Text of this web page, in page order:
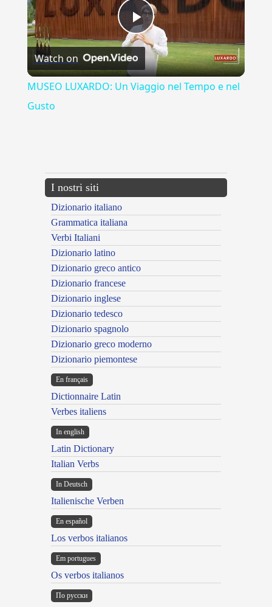
Play
Video
Watch on
MUSEO LUXARDO: Un Viaggio nel Tempo e nel
Gusto
I nostri siti
Dizionario italiano
Grammatica italiana
Verbi Italiani
Dizionario latino
Dizionario greco antico
Dizionario francese
Dizionario inglese
Dizionario tedesco
Dizionario spagnolo
Dizionario greco moderno
Dizionario piemontese
En français
Dictionnaire Latin
Verbes italiens
In english
Latin Dictionary
Italian Verbs
In Deutsch
Italienische Verben
En español
Los verbos italianos
Em portugues
Os verbos italianos
По русски